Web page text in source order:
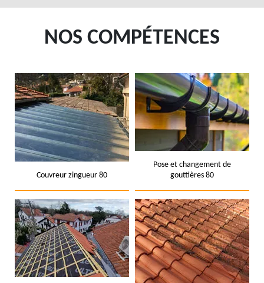
NOS COMPÉTENCES
Couvreur zingueur 80
Pose et changement de
gouttières 80